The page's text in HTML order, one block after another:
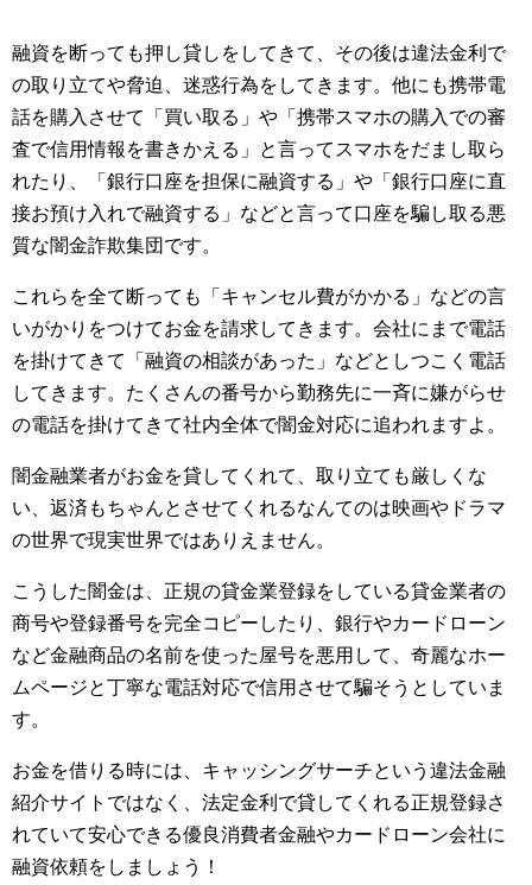
融資を断っても押し貸しをしてきて、その後は違法金利で
の取り立てや脅迫、迷惑行為をしてきます。他にも携帯電
話を購入させて「買い取る」や「携帯スマホの購入での審
査で信用情報を書きかえる」と言ってスマホをだまし取ら
れたり、「銀行口座を担保に融資する」や「銀行口座に直
接お預け入れで融資する」などと言って口座を騙し取る悪
質な闇金詐欺集団です。
これらを全て断っても「キャンセル費がかかる」などの言
いがかりをつけてお金を請求してきます。会社にまで電話
を掛けてきて「融資の相談があった」などとしつこく電話
してきます。たくさんの番号から勤務先に一斉に嫌がらせ
の電話を掛けてきて社内全体で闇金対応に追われますよ。
闇金融業者がお金を貸してくれて、取り立ても厳しくな
い、返済もちゃんとさせてくれるなんてのは映画やドラマ
の世界で現実世界ではありえません。
こうした闇金は、正規の貸金業登録をしている貸金業者の
商号や登録番号を完全コピーしたり、銀行やカードローン
など金融商品の名前を使った屋号を悪用して、奇麗なホー
ムページと丁寧な電話対応で信用させて騙そうとしていま
す。
お金を借りる時には、キャッシングサーチという違法金融
紹介サイトではなく、法定金利で貸してくれる正規登録さ
れていて安心できる優良消費者金融やカードローン会社に
融資依頼をしましょう！